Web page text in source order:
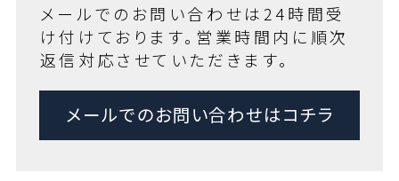
メールでのお問い合わせは24時間受
け付けております。営業時間内に順次
返信対応させていただきます。
メールでのお問い合わせはコチラ